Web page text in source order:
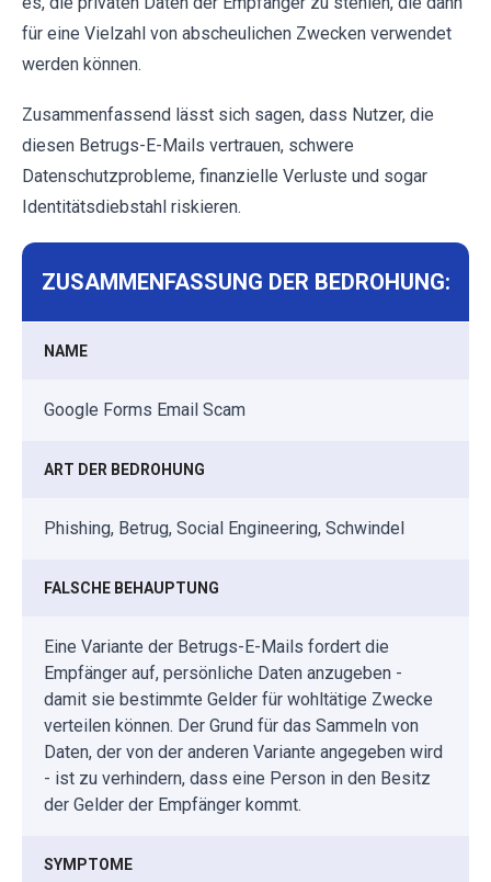
für eine Vielzahl von abscheulichen Zwecken verwendet
werden können.
Zusammenfassend lässt sich sagen, dass Nutzer, die
diesen Betrugs-E-Mails vertrauen, schwere
Datenschutzprobleme, finanzielle Verluste und sogar
Identitätsdiebstahl riskieren.
ZUSAMMENFASSUNG DER BEDROHUNG:
NAME
Google Forms Email Scam
ART DER BEDROHUNG
Phishing, Betrug, Social Engineering, Schwindel
FALSCHE BEHAUPTUNG
Eine Variante der Betrugs-E-Mails fordert die
Empfänger auf, persönliche Daten anzugeben -
damit sie bestimmte Gelder für wohltätige Zwecke
verteilen können. Der Grund für das Sammeln von
Daten, der von der anderen Variante angegeben wird
- ist zu verhindern, dass eine Person in den Besitz
der Gelder der Empfänger kommt.
SYMPTOME